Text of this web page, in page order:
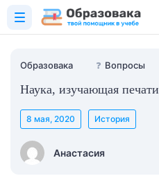
Образовака ❓ Вопросы
Наука, изучающая печати
Анастасия
8 мая, 2020 История